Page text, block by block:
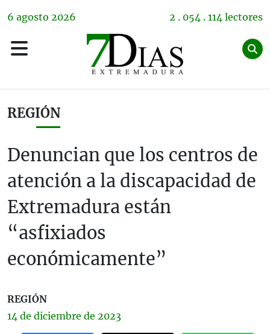
6 agosto 2026 2 . 054 . 114 lectores
REGIÓN
Denuncian que los centros de
atención a la discapacidad de
Extremadura están
“asfixiados
económicamente”
REGIÓN
14 de diciembre de 2023